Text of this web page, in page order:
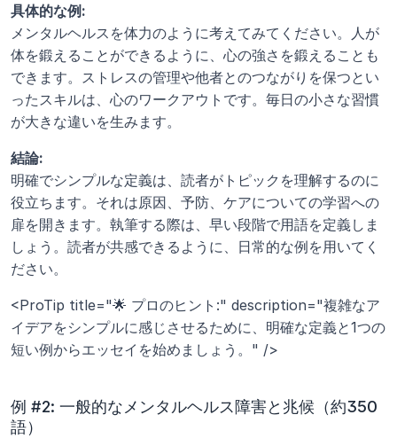
具体的な例:
メンタルヘルスを体力のように考えてみてください。人が
体を鍛えることができるように、心の強さを鍛えることも
できます。ストレスの管理や他者とのつながりを保つとい
ったスキルは、心のワークアウトです。毎日の小さな習慣
が大きな違いを生みます。
結論:
明確でシンプルな定義は、読者がトピックを理解するのに
役立ちます。それは原因、予防、ケアについての学習への
扉を開きます。執筆する際は、早い段階で用語を定義しま
しょう。読者が共感できるように、日常的な例を用いてく
ださい。
<ProTip title="🌟 プロのヒント:" description="複雑なア
イデアをシンプルに感じさせるために、明確な定義と1つの
短い例からエッセイを始めましょう。" />
例 #2: 一般的なメンタルヘルス障害と兆候（約350
語）